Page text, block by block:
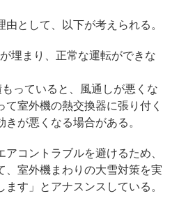
由として、以下が考えられる。
埋まり、正常な運転ができな
っていると、風通しが悪くな
て室外機の熱交換器に張り付く
が悪くなる場合がある。
コントラブルを避けるため、
、室外機まわりの大雪対策を実
す」とアナスンスしている。